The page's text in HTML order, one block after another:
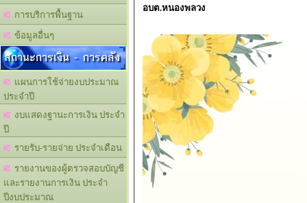
การบริการพื้นฐาน
ข้อมูลอื่นๆ
สถานะการเงิน - การคลัง
แผนการใช้จ่ายงบประมาณ
ประจำปี
งบแสดงฐานะการเงิน ประจำ
ปี
รายรับ-รายจ่าย ประจำเดือน
รายงานของผู้ตรวจสอบบัญชี
และรายงานการเงิน ประจำ
ปีงบประมาณ
อบต.หนองพลวง